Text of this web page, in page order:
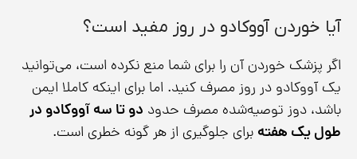
آیا خوردن آووکادو در روز مفید است؟
اگر پزشک خوردن آن را برای شما منع نکرده است، می‌توانید
یک آووکادو در روز مصرف کنید. اما برای اینکه کاملا ایمن
باشد، دوز توصیه‌شده مصرف حدود دو تا سه آووکادو در
طول یک هفته برای جلوگیری از هر گونه خطری است.